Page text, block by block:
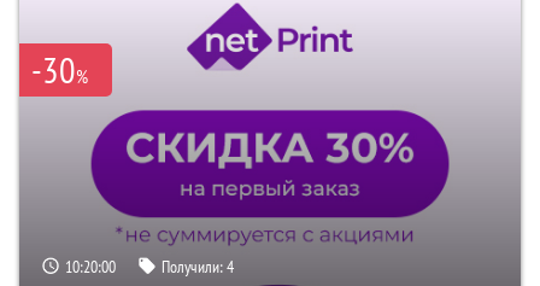
-30%
10:19:59 Получили:4